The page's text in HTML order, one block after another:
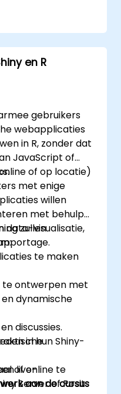
en R
gebruikers
webapplicaties
in R, zonder dat
JavaScript of
of op locatie)
met enige
willen
met behulp
data-visualisatie,
zullen
te maken
ontwerpen met
dynamische
in hun Shiny-
of online te
Server of Posit
discussies.
live-
aan de cursus